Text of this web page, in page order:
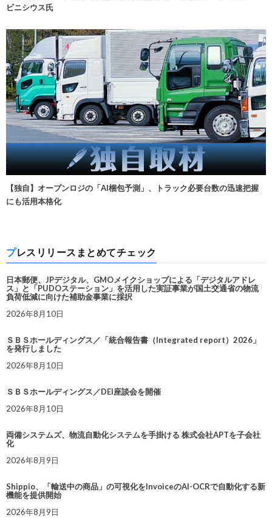
ビニシウス氏
【独自】オープンロジの「AI梱包予測」、トラック必要台数の迅速把握
にも活用本格化
プレスリリースまとめてチェック
日本郵便、JPデジタル、GMOメイクショップによる「デジタルアドレ
ス」と「PUDOステーション」を活用した実証事業が国土交通省の物流
負荷低減に向けた補助金事業に採択
2026年8月10日
ＳＢＳホールディングス／「統合報告書（Integrated report）2026」
を発行しました
2026年8月10日
ＳＢＳホールディングス／DEI座談会を開催
2026年8月10日
両備システムズ、物流自動化システムを手掛ける 株式会社APTを子会社
化
2026年8月9日
Shippio、「輸送中の商品」の可視化をInvoiceのAI-OCRで自動化する新
機能を提供開始
2026年8月9日